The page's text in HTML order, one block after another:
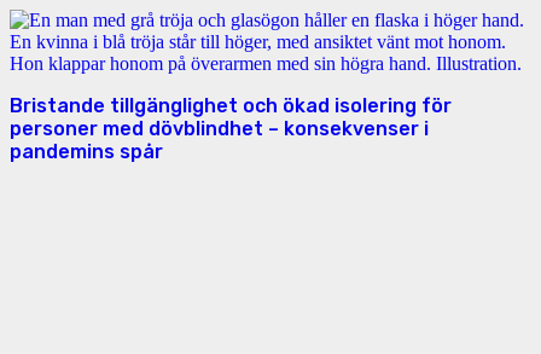
Bristande tillgänglighet och ökad isolering för
personer med dövblindhet – konsekvenser i
pandemins spår